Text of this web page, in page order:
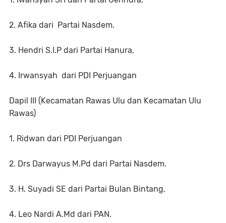
2. Afika dari Partai Nasdem.
3. Hendri S.I.P dari Partai Hanura,
4. Irwansyah dari PDI Perjuangan
Dapil III (Kecamatan Rawas Ulu dan Kecamatan Ulu
Rawas)
1. Ridwan dari PDI Perjuangan
2. Drs Darwayus M.Pd dari Partai Nasdem.
3. H. Suyadi SE dari Partai Bulan Bintang,
4. Leo Nardi A.Md dari PAN.